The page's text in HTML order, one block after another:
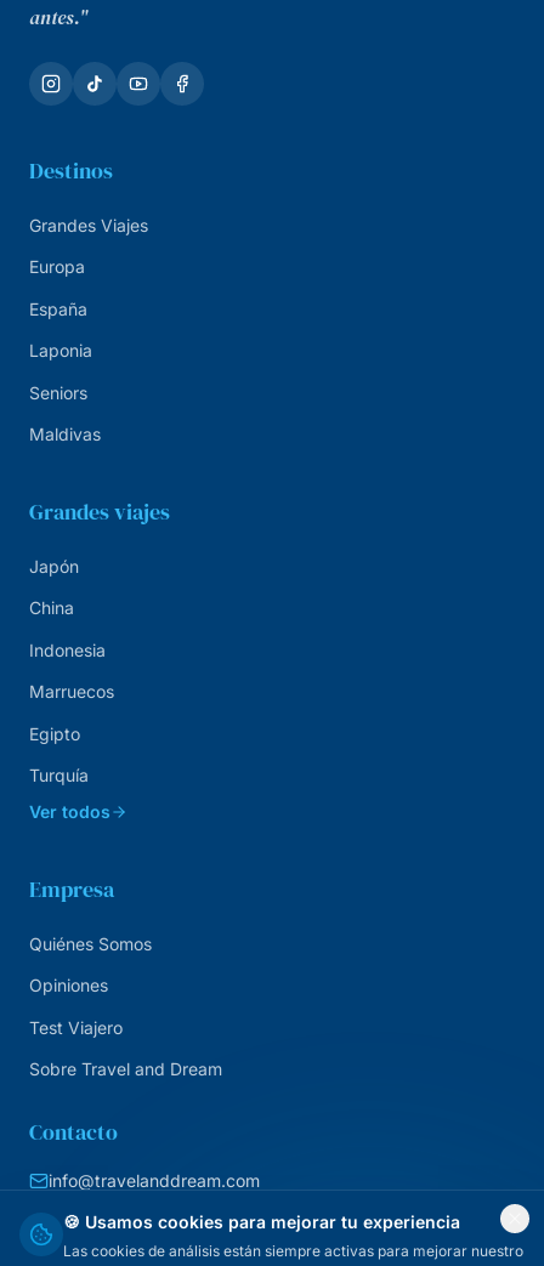
🍪 Usamos cookies para mejorar tu experiencia
Las cookies de análisis están siempre activas para mejorar nuestro
antes."
Destinos
Grandes Viajes
Europa
España
Laponia
Seniors
Maldivas
Grandes viajes
Japón
China
Indonesia
Marruecos
Egipto
Turquía
Ver todos
Empresa
Quiénes Somos
Opiniones
Test Viajero
Sobre Travel and Dream
Contacto
info@travelanddream.com
+34 684 226 007
Agencia online · España